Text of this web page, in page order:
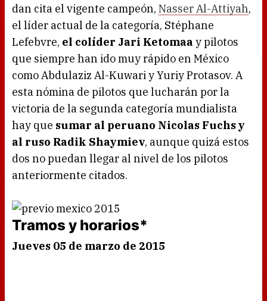
dan cita el vigente campeón, Nasser Al-Attiyah,
el líder actual de la categoría, Stéphane
Lefebvre, el colíder Jari Ketomaa y pilotos
que siempre han ido muy rápido en México
como Abdulaziz Al-Kuwari y Yuriy Protasov. A
esta nómina de pilotos que lucharán por la
victoria de la segunda categoría mundialista
hay que sumar al peruano Nicolas Fuchs y
al ruso Radik Shaymiev, aunque quizá estos
dos no puedan llegar al nivel de los pilotos
anteriormente citados.
Tramos y horarios*
Jueves 05 de marzo de 2015